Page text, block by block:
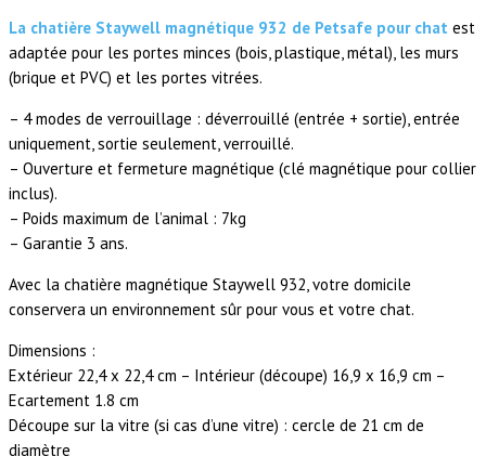
La chatière Staywell magnétique 932 de Petsafe pour chat est
adaptée pour les portes minces (bois, plastique, métal), les murs
(brique et PVC) et les portes vitrées.
– 4 modes de verrouillage : déverrouillé (entrée + sortie), entrée
uniquement, sortie seulement, verrouillé.
– Ouverture et fermeture magnétique (clé magnétique pour collier
inclus).
– Poids maximum de l’animal : 7kg
– Garantie 3 ans.
Avec la chatière magnétique Staywell 932, votre domicile
conservera un environnement sûr pour vous et votre chat.
Dimensions :
Extérieur 22,4 x 22,4 cm – Intérieur (découpe) 16,9 x 16,9 cm –
Ecartement 1.8 cm
Découpe sur la vitre (si cas d’une vitre) : cercle de 21 cm de
diamètre